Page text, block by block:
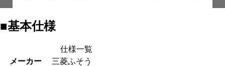
■基本仕様
仕様一覧
メーカー
三菱ふそう